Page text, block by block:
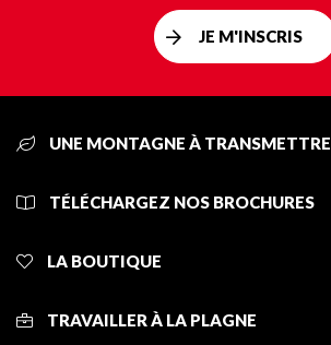
JE M'INSCRIS
UNE MONTAGNE À TRANSMETTRE
TÉLÉCHARGEZ NOS BROCHURES
LA BOUTIQUE
TRAVAILLER À LA PLAGNE